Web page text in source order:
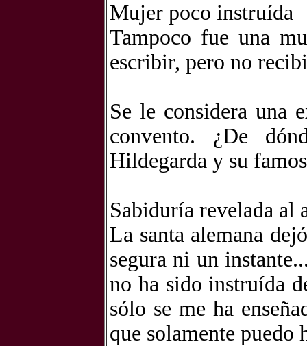
Mujer poco instruída
Tampoco fue una
escribir, pero no
Se le considera una
convento. ¿De
Hildegarda y su
Sabiduría revelada al
La santa alemana
segura ni un
no ha sido instruída
sólo se me ha
que solamente puedo